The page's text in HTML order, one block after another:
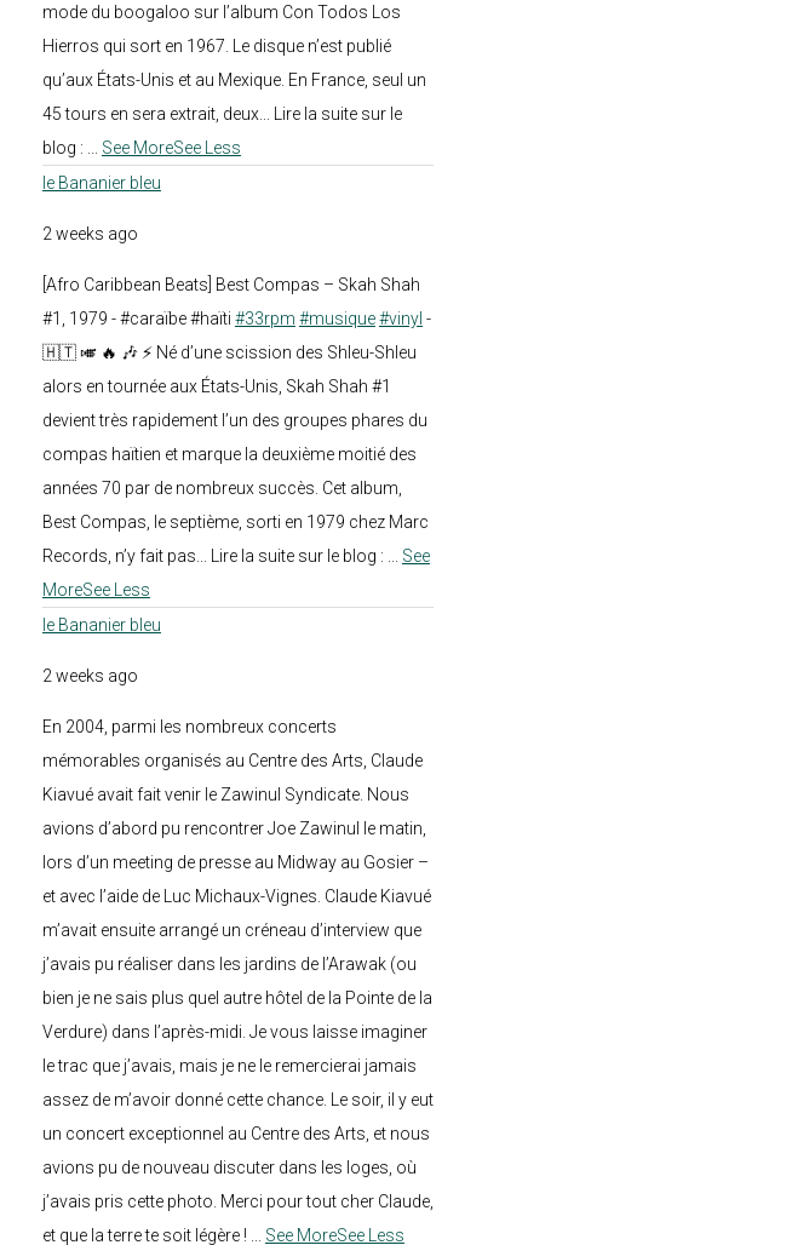
mode du boogaloo sur l’album Con Todos Los
Hierros qui sort en 1967. Le disque n’est publié
qu’aux États-Unis et au Mexique. En France, seul un
45 tours en sera extrait, deux... Lire la suite sur le
blog :
See MoreSee Less
le Bananier bleu
2 weeks ago
[Afro Caribbean Beats] Best Compas – Skah Shah
#1, 1979 - #caraïbe #haïti #33rpm #musique#vinyl -
🇭🇹 🎺 🔥 🎶 ⚡ Né d’une scission des Shleu-Shleu
alors en tournée aux États-Unis, Skah Shah #1
devient très rapidement l’un des groupes phares du
compas haïtien et marque la deuxième moitié des
années 70 par de nombreux succès. Cet album,
Best Compas, le septième, sorti en 1979 chez Marc
Records, n’y fait pas... Lire la suite sur le blog :
See
MoreSee Less
le Bananier bleu
2 weeks ago
En 2004, parmi les nombreux concerts
mémorables organisés au Centre des Arts, Claude
Kiavué avait fait venir le Zawinul Syndicate. Nous
avions d’abord pu rencontrer Joe Zawinul le matin,
lors d’un meeting de presse au Midway au Gosier –
et avec l’aide de Luc Michaux-Vignes. Claude Kiavué
m’avait ensuite arrangé un créneau d’interview que
j’avais pu réaliser dans les jardins de l’Arawak (ou
bien je ne sais plus quel autre hôtel de la Pointe de la
Verdure) dans l’après-midi. Je vous laisse imaginer
le trac que j’avais, mais je ne le remercierai jamais
assez de m’avoir donné cette chance. Le soir, il y eut
un concert exceptionnel au Centre des Arts, et nous
avions pu de nouveau discuter dans les loges, où
j’avais pris cette photo. Merci pour tout cher Claude,
et que la terre te soit légère !
See MoreSee Less